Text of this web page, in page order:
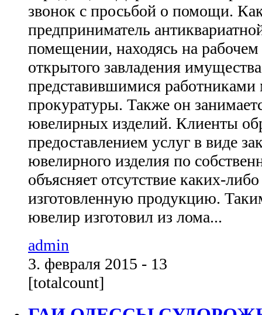
звонок с просьбой о помощи.
предприниматель
помещении, находясь на рабочем
открытого завладения
представившимися
прокуратуры. Также он
ювелирных изделий. Клиенты
предоставлением услуг в виде
ювелирного изделия по
объясняет отсутствие каких-
изготовленную продукцию.
ювелир изготовил из лома...
admin
3. февраля 2015 - 13
[totalcount]